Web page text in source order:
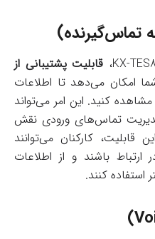
قابلیت پشتیبانی از
امکان می‌دهد تا اطلاعات
کنید. این امر می‌تواند
تماس‌های ورودی نقش
قابلیت، کارکنان می‌توانند
باشند و از اطلاعات
استفاده کنند.